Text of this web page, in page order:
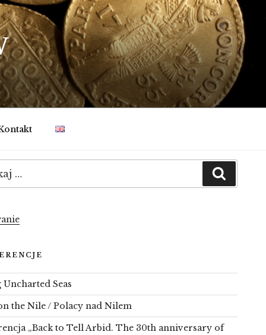
Seas
the Nile / Polacy nad Nilem
„Back to Tell Arbid. The 30th anniversary of